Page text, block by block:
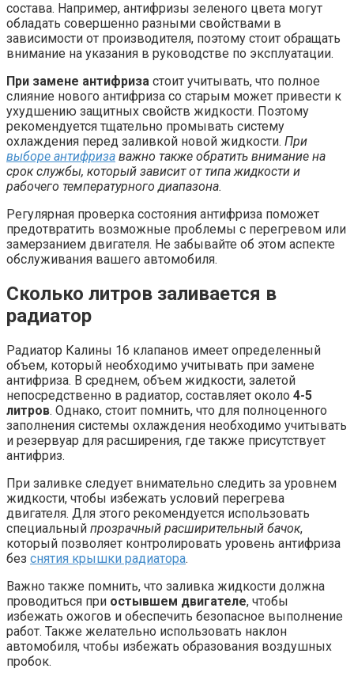
состава. Например, антифризы зеленого цвета могут
обладать совершенно разными свойствами в
зависимости от производителя, поэтому стоит обращать
внимание на указания в руководстве по эксплуатации.
При замене антифриза стоит учитывать, что полное
слияние нового антифриза со старым может привести к
ухудшению защитных свойств жидкости. Поэтому
рекомендуется тщательно промывать систему
охлаждения перед заливкой новой жидкости. При
выборе антифриза важно также обратить внимание на
срок службы, который зависит от типа жидкости и
рабочего температурного диапазона.
Регулярная проверка состояния антифриза поможет
предотвратить возможные проблемы с перегревом или
замерзанием двигателя. Не забывайте об этом аспекте
обслуживания вашего автомобиля.
Сколько литров заливается в
радиатор
Радиатор Калины 16 клапанов имеет определенный
объем, который необходимо учитывать при замене
антифриза. В среднем, объем жидкости, залетой
непосредственно в радиатор, составляет около 4-5
литров. Однако, стоит помнить, что для полноценного
заполнения системы охлаждения необходимо учитывать
и резервуар для расширения, где также присутствует
антифриз.
При заливке следует внимательно следить за уровнем
жидкости, чтобы избежать условий перегрева
двигателя. Для этого рекомендуется использовать
специальный прозрачный расширительный бачок,
который позволяет контролировать уровень антифриза
без снятия крышки радиатора.
Важно также помнить, что заливка жидкости должна
проводиться при остывшем двигателе, чтобы
избежать ожогов и обеспечить безопасное выполнение
работ. Также желательно использовать наклон
автомобиля, чтобы избежать образования воздушных
пробок.